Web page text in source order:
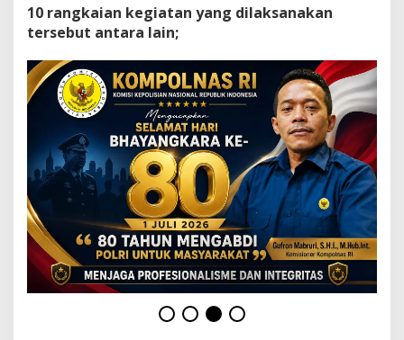
s
a
n
A
m
a
n
a
h
A
m
i
n
a
h
M
a
e
u
10 rangkaian kegiatan yang dilaksanakan
tersebut antara lain;